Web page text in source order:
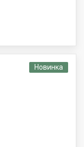
Новинка